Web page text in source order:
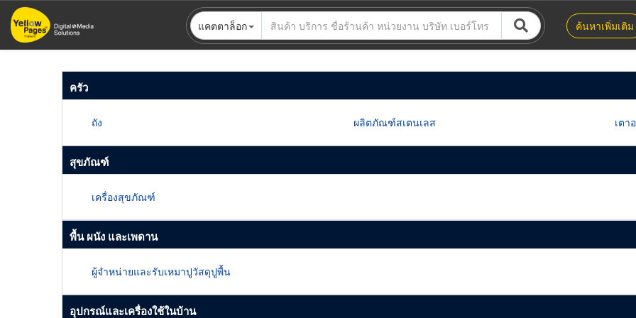
ข้าม
ไป
แคตตาล็อก ค้นหาเพิ่มเติม
ครัว
ถัง ผลิตภัณฑ์สเตนเลส เตา
สุขภัณฑ์
เครื่องสุขภัณฑ์
พื้น ผนัง และเพดาน
ผู้จำหน่ายและรับเหมาปูวัสดุปูพื้น
อุปกรณ์และเครื่องใช้ในบ้าน